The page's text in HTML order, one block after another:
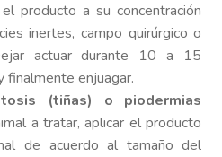
producto a su concentración
inertes, campo quirúrgico o
actuar durante 10 a 15
finalmente enjuagar.
(tiñas) o piodermias
a tratar, aplicar el producto
de acuerdo al tamaño del